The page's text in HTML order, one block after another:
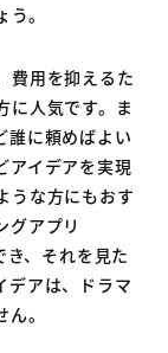
。
費用を抑えるた
に人気です。ま
誰に頼めばよい
アイデアを実現
うな方にもおす
グアプリ
き、それを見た
デアは、ドラマ
。